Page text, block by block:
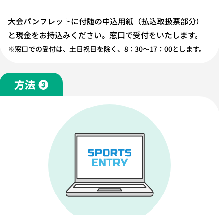
大会パンフレットに付随の申込用紙（払込取扱票部分）
と現金をお持込みください。窓口で受付をいたします。
※窓口での受付は、土日祝日を除く、8：30～17：00とします。
方法 ❸